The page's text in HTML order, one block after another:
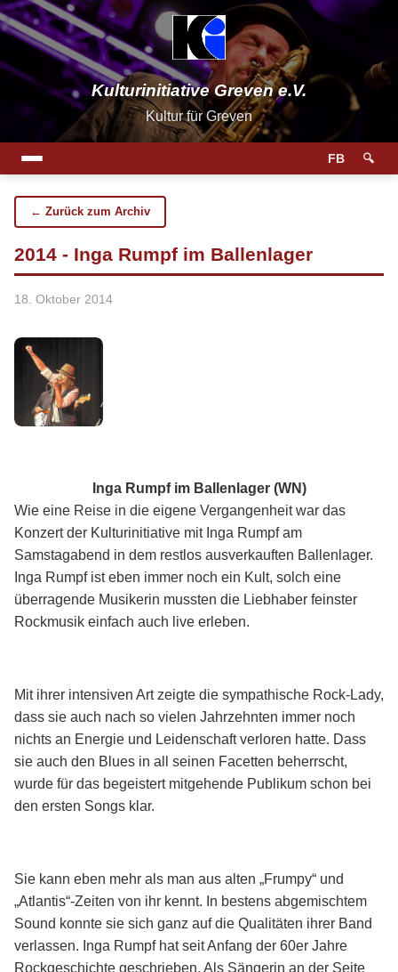
Kulturinitiative Greven e.V.
Kultur für Greven
FB 🔍
← Zurück zum Archiv
2014 - Inga Rumpf im Ballenlager
18. Oktober 2014
Inga Rumpf im Ballenlager (WN)
Wie eine Reise in die eigene Vergangenheit war das
Konzert der Kulturinitiative mit Inga Rumpf am
Samstagabend in dem restlos ausverkauften Ballenlager.
Inga Rumpf ist eben immer noch ein Kult, solch eine
überragende Musikerin mussten die Liebhaber feinster
Rockmusik einfach auch live erleben.
Mit ihrer intensiven Art zeigte die sympathische Rock-Lady,
dass sie auch nach so vielen Jahrzehnten immer noch
nichts an Energie und Leidenschaft verloren hatte. Dass
sie auch den Blues in all seinen Facetten beherrscht,
wurde für das begeistert mitgehende Publikum schon bei
den ersten Songs klar.
Sie kann eben mehr als man aus alten „Frumpy“ und
„Atlantis“-Zeiten von ihr kennt. In bestens abgemischtem
Sound konnte sie sich ganz auf die Qualitäten ihrer Band
verlassen. Inga Rumpf hat seit Anfang der 60er Jahre
Rockgeschichte geschrieben. Als Sängerin an der Seite